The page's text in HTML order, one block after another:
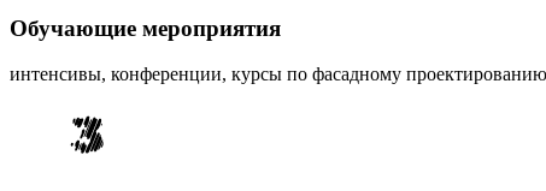
Обучающие мероприятия
интенсивы, конференции, курсы по фасадному